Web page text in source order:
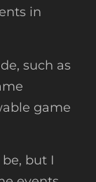
in
such as
game
but I